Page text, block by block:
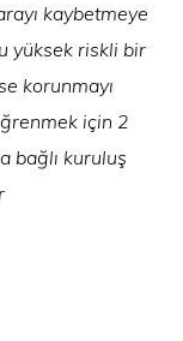
kaybetmeye
yüksek riskli bir
korunmayı
için 2
bağlı kuruluş